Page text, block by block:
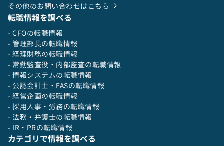
その他のお問い合わせはこちら
転職情報を調べる
- CFOの転職情報
- 管理部長の転職情報
- 経理財務の転職情報
- 常勤監査役・内部監査の転職情報
- 情報システムの転職情報
- 公認会計士・FASの転職情報
- 経営企画の転職情報
- 採用人事・労務の転職情報
- 法務・弁護士の転職情報
- IR・PRの転職情報
カテゴリで情報を調べる